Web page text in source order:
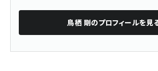
鳥栖 剛のプロフィールを見